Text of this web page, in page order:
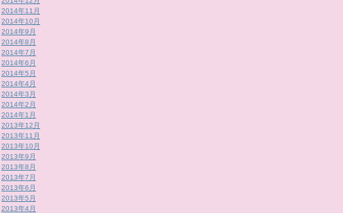
2014年11月
2014年10月
2014年9月
2014年8月
2014年7月
2014年6月
2014年5月
2014年4月
2014年3月
2014年2月
2014年1月
2013年12月
2013年11月
2013年10月
2013年9月
2013年8月
2013年7月
2013年6月
2013年5月
2013年4月